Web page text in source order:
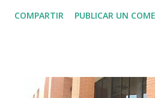
presunto periodista que se llama
estilo amenazante de Álvaro
COMPARTIR PUBLICAR UN